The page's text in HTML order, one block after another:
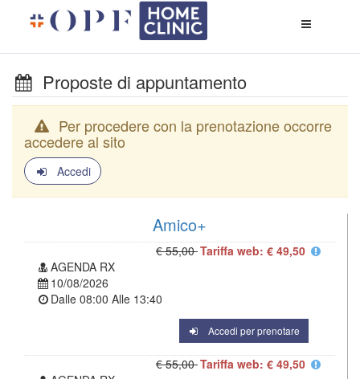
di
Proposte di appuntamento
Per procedere con la prenotazione occorre
accedere al sito
Accedi
Amico+
€ 55,00Tariffa web: € 49,50
AGENDA RX
10/08/2026
Dalle 08:00 Alle 13:40
Accedi per prenotare
€ 55,00Tariffa web: € 49,50